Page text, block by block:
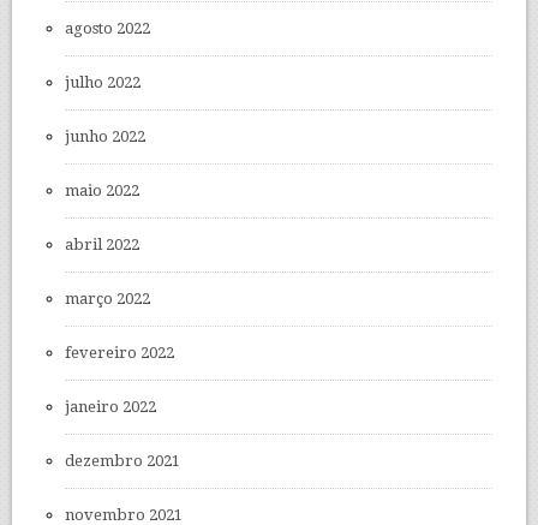
agosto 2022
julho 2022
junho 2022
maio 2022
abril 2022
março 2022
fevereiro 2022
janeiro 2022
dezembro 2021
novembro 2021